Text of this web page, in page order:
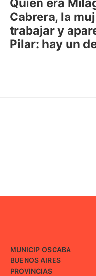
Quién era
Cabrera, la
trabajar y
Pilar: hay un
MUNICIPIOSCABA
BUENOS AIRES
PROVINCIAS